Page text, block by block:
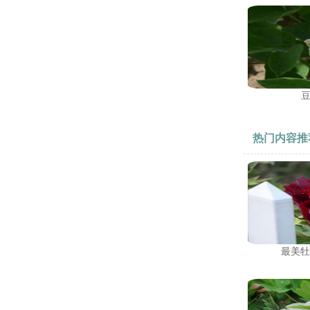
热门内容推
最美